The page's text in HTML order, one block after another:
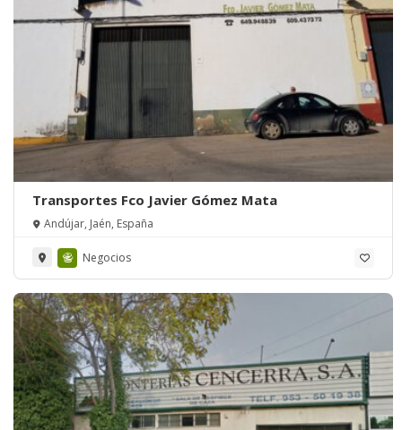
Transportes Fco Javier Gómez Mata
Andújar, Jaén, España
Negocios